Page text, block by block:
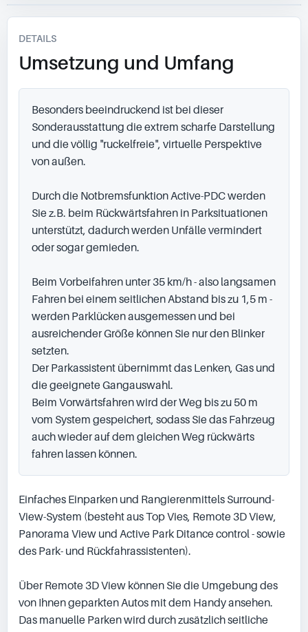
DETAILS
Umsetzung und Umfang
Besonders beeindruckend ist bei dieser
Sonderausstattung die extrem scharfe Darstellung
und die völlig "ruckelfreie", virtuelle Perspektive
von außen.
Durch die Notbremsfunktion Active-PDC werden
Sie z.B. beim Rückwärtsfahren in Parksituationen
unterstützt, dadurch werden Unfälle vermindert
oder sogar gemieden.
Beim Vorbeifahren unter 35 km/h - also langsamen
Fahren bei einem seitlichen Abstand bis zu 1,5 m -
werden Parklücken ausgemessen und bei
ausreichender Größe können Sie nur den Blinker
setzten.
Der Parkassistent übernimmt das Lenken, Gas und
die geeignete Gangauswahl.
Beim Vorwärtsfahren wird der Weg bis zu 50 m
vom System gespeichert, sodass Sie das Fahrzeug
auch wieder auf dem gleichen Weg rückwärts
fahren lassen können.
Einfaches Einparken und Rangierenmittels Surround-
View-System (besteht aus Top Vies, Remote 3D View,
Panorama View und Active Park Ditance control - sowie
des Park- und Rückfahrassistenten).
Über Remote 3D View können Sie die Umgebung des
von Ihnen geparkten Autos mit dem Handy ansehen.
Das manuelle Parken wird durch zusätzlich seitliche